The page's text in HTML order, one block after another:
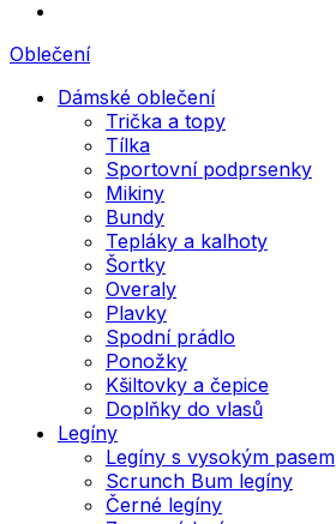
Oblečení
Dámské oblečení
Trička a topy
Tílka
Sportovní podprsenky
Mikiny
Bundy
Tepláky a kalhoty
Šortky
Overaly
Plavky
Spodní prádlo
Ponožky
Kšiltovky a čepice
Doplňky do vlasů
Legíny
Legíny s vysokým pasem
Scrunch Bum legíny
Černé legíny